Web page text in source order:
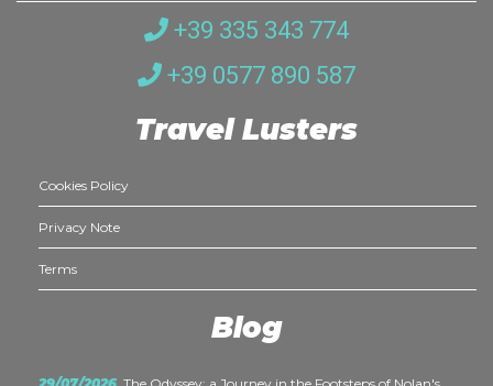
+39 335 343 774
+39 0577 890 587
Travel Lusters
Cookies Policy
Privacy Note
Terms
Blog